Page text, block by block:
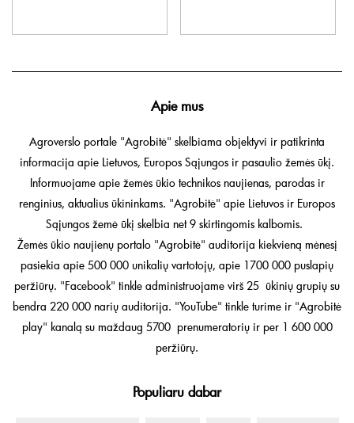
Apie mus
Agroverslo portale "Agrobitė" skelbiama objektyvi ir patikrinta
informacija apie Lietuvos, Europos Sąjungos ir pasaulio žemės ūkį.
Informuojame apie žemės ūkio technikos naujienas, parodas ir
renginius, aktualius ūkininkams. "Agrobitė" apie Lietuvos ir Europos
Sąjungos žemė ūkį skelbia net 9 skirtingomis kalbomis.
Žemės ūkio naujienų portalo "Agrobitė" auditorija kiekvieną mėnesį
pasiekia apie 500 000 unikalių vartotojų, apie 1700 000 puslapių
peržiūrų. "Facebook" tinkle administruojame virš 25 ūkinių grupių su
bendra 220 000 narių auditorija. "YouTube" tinkle turime ir "Agrobitė
play" kanalą su maždaug 5700 prenumeratorių ir per 1 600 000
peržiūrų.
Populiaru dabar